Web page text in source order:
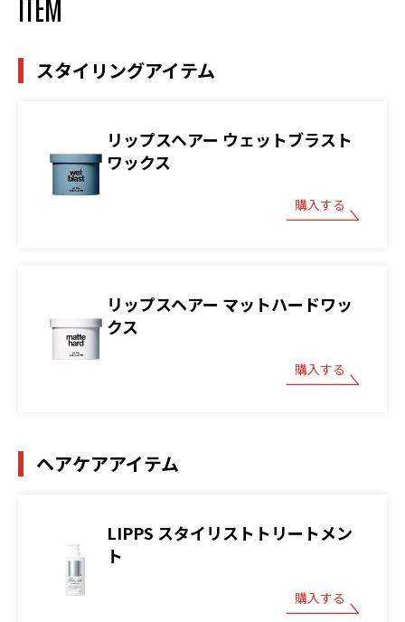
スタイリングアイテム
リップスヘアー ウェットブラスト
ワックス
購入する
リップスヘアー マットハードワッ
クス
購入する
ヘアケアアイテム
LIPPS スタイリストトリートメン
ト
購入する